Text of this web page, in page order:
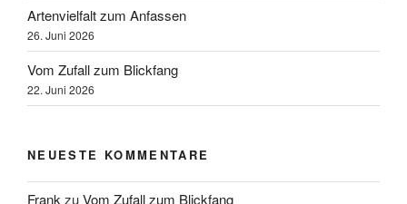
Artenvielfalt zum Anfassen
26. Juni 2026
Vom Zufall zum Blickfang
22. Juni 2026
NEUESTE KOMMENTARE
FrankzuVom Zufall zum Blickfang